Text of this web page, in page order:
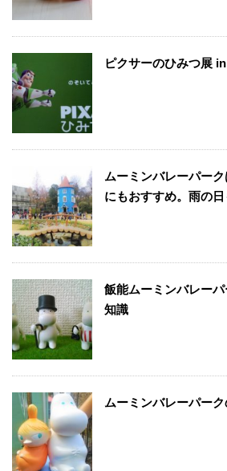
ピクサーのひみつ展
ムーミンバレーパー
にもおすすめ。雨の日
飯能ムーミンバレー
知識
ムーミンバレーパーク